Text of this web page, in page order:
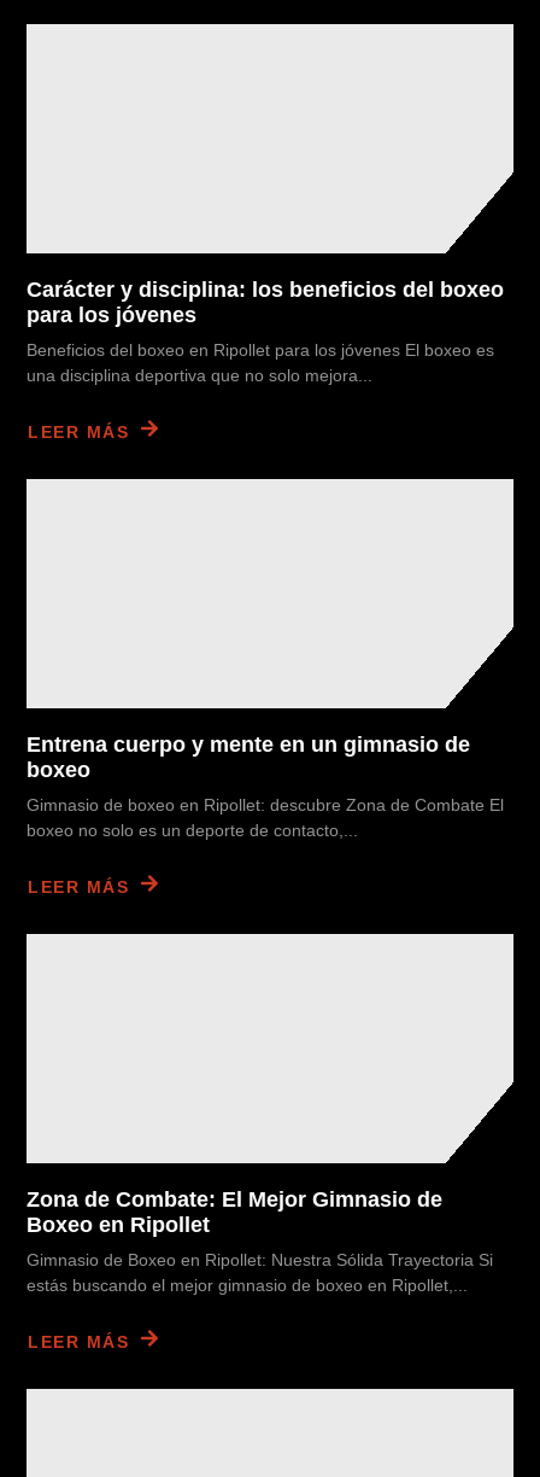
Carácter y disciplina: los beneficios del boxeo
para los jóvenes
Beneficios del boxeo en Ripollet para los jóvenes El boxeo es
una disciplina deportiva que no solo mejora...
LEER MÁS
Entrena cuerpo y mente en un gimnasio de
boxeo
Gimnasio de boxeo en Ripollet: descubre Zona de Combate El
boxeo no solo es un deporte de contacto,...
LEER MÁS
Zona de Combate: El Mejor Gimnasio de
Boxeo en Ripollet
Gimnasio de Boxeo en Ripollet: Nuestra Sólida Trayectoria Si
estás buscando el mejor gimnasio de boxeo en Ripollet,...
LEER MÁS